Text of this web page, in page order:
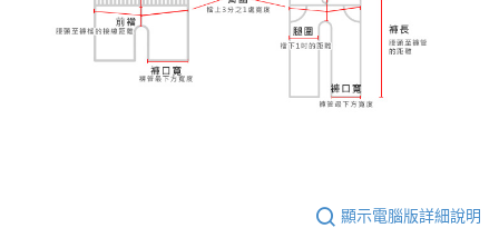
顯示電腦版詳細說明